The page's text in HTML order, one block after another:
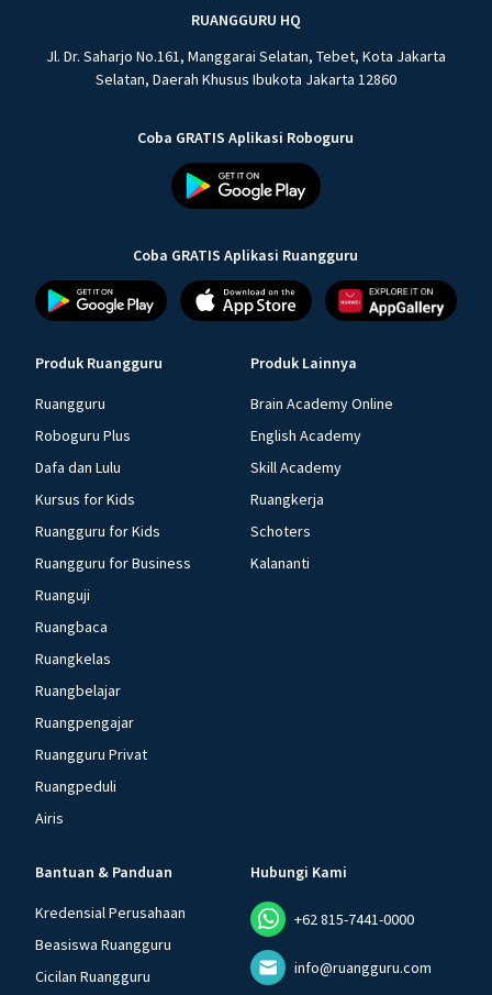
RUANGGURU HQ
Jl. Dr. Saharjo No.161, Manggarai Selatan, Tebet, Kota Jakarta
Selatan, Daerah Khusus Ibukota Jakarta 12860
Coba GRATIS Aplikasi Roboguru
Coba GRATIS Aplikasi Ruangguru
Produk Ruangguru
Ruangguru
Roboguru Plus
Dafa dan Lulu
Kursus for Kids
Ruangguru for Kids
Ruangguru for Business
Ruanguji
Ruangbaca
Ruangkelas
Ruangbelajar
Ruangpengajar
Ruangguru Privat
Ruangpeduli
Airis
Produk Lainnya
Brain Academy Online
English Academy
Skill Academy
Ruangkerja
Schoters
Kalananti
Bantuan & Panduan
Kredensial Perusahaan
Beasiswa Ruangguru
Cicilan Ruangguru
Hubungi Kami
+62 815-7441-0000
info@ruangguru.com